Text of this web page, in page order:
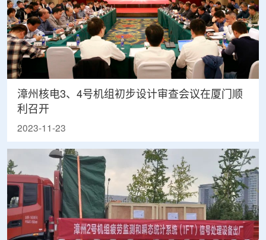
漳州核电3、4号机组初步设计审查会议在厦门顺
利召开
2023-11-23